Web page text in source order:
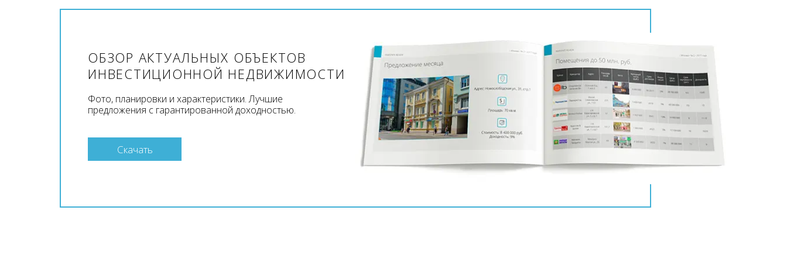
ОБЗОР АКТУАЛЬНЫХ ОБЪЕКТОВ
ИНВЕСТИЦИОННОЙ НЕДВИЖИМОСТИ
Фото, планировки и характеристики. Лучшие
предложения с гарантированной доходностью.
Скачать